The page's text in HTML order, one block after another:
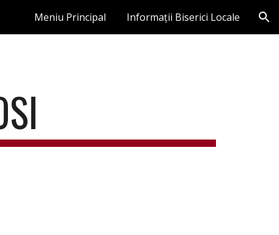
Meniu Principal Informații Biserici Locale